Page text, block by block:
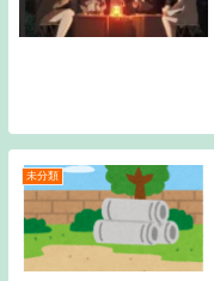
未分類